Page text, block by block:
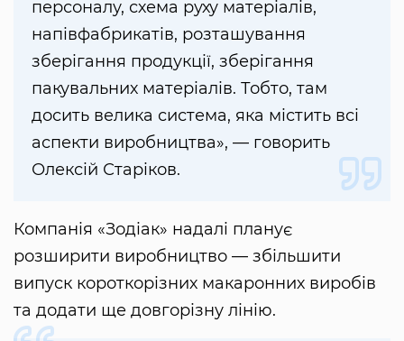
персоналу, схема руху матеріалів,
напівфабрикатів, розташування
зберігання продукції, зберігання
пакувальних матеріалів. Тобто, там
досить велика система, яка містить всі
аспекти виробництва», — говорить
Олексій Старіков.
Компанія «Зодіак» надалі планує
розширити виробництво — збільшити
випуск короткорізних макаронних виробів
та додати ще довгорізну лінію.